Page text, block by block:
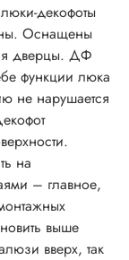
декофоты
Оснащены
дверцы. ДФ
функции люка
не нарушается
на
– главное,
выше
вверх, так